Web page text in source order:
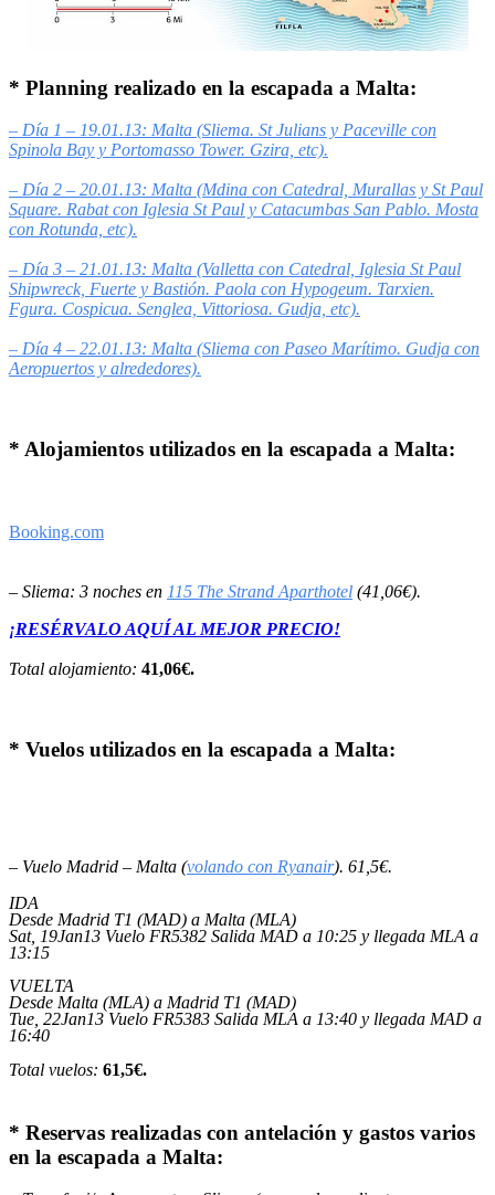
* Planning realizado en la escapada a Malta:
– Día 1 – 19.01.13: Malta (Sliema. St Julians y Paceville con
Spinola Bay y Portomasso Tower. Gzira, etc).
– Día 2 – 20.01.13: Malta (Mdina con Catedral, Murallas y St Paul
Square. Rabat con Iglesia St Paul y Catacumbas San Pablo. Mosta
con Rotunda, etc).
– Día 3 – 21.01.13: Malta (Valletta con Catedral, Iglesia St Paul
Shipwreck, Fuerte y Bastión. Paola con Hypogeum. Tarxien.
Fgura. Cospicua. Senglea, Vittoriosa. Gudja, etc).
– Día 4 – 22.01.13: Malta (Sliema con Paseo Marítimo. Gudja con
Aeropuertos y alrededores).
* Alojamientos utilizados en la escapada a Malta:
Booking.com
– Sliema: 3 noches en 115 The Strand Aparthotel (41,06€).
¡RESÉRVALO AQUÍ AL MEJOR PRECIO!
Total alojamiento: 41,06€.
* Vuelos utilizados en la escapada a Malta:
– Vuelo Madrid – Malta (volando con Ryanair). 61,5€.
IDA
Desde Madrid T1 (MAD) a Malta (MLA)
Sat, 19Jan13 Vuelo FR5382 Salida MAD a 10:25 y llegada MLA a
13:15
VUELTA
Desde Malta (MLA) a Madrid T1 (MAD)
Tue, 22Jan13 Vuelo FR5383 Salida MLA a 13:40 y llegada MAD a
16:40
Total vuelos: 61,5€.
* Reservas realizadas con antelación y gastos varios
en la escapada a Malta: